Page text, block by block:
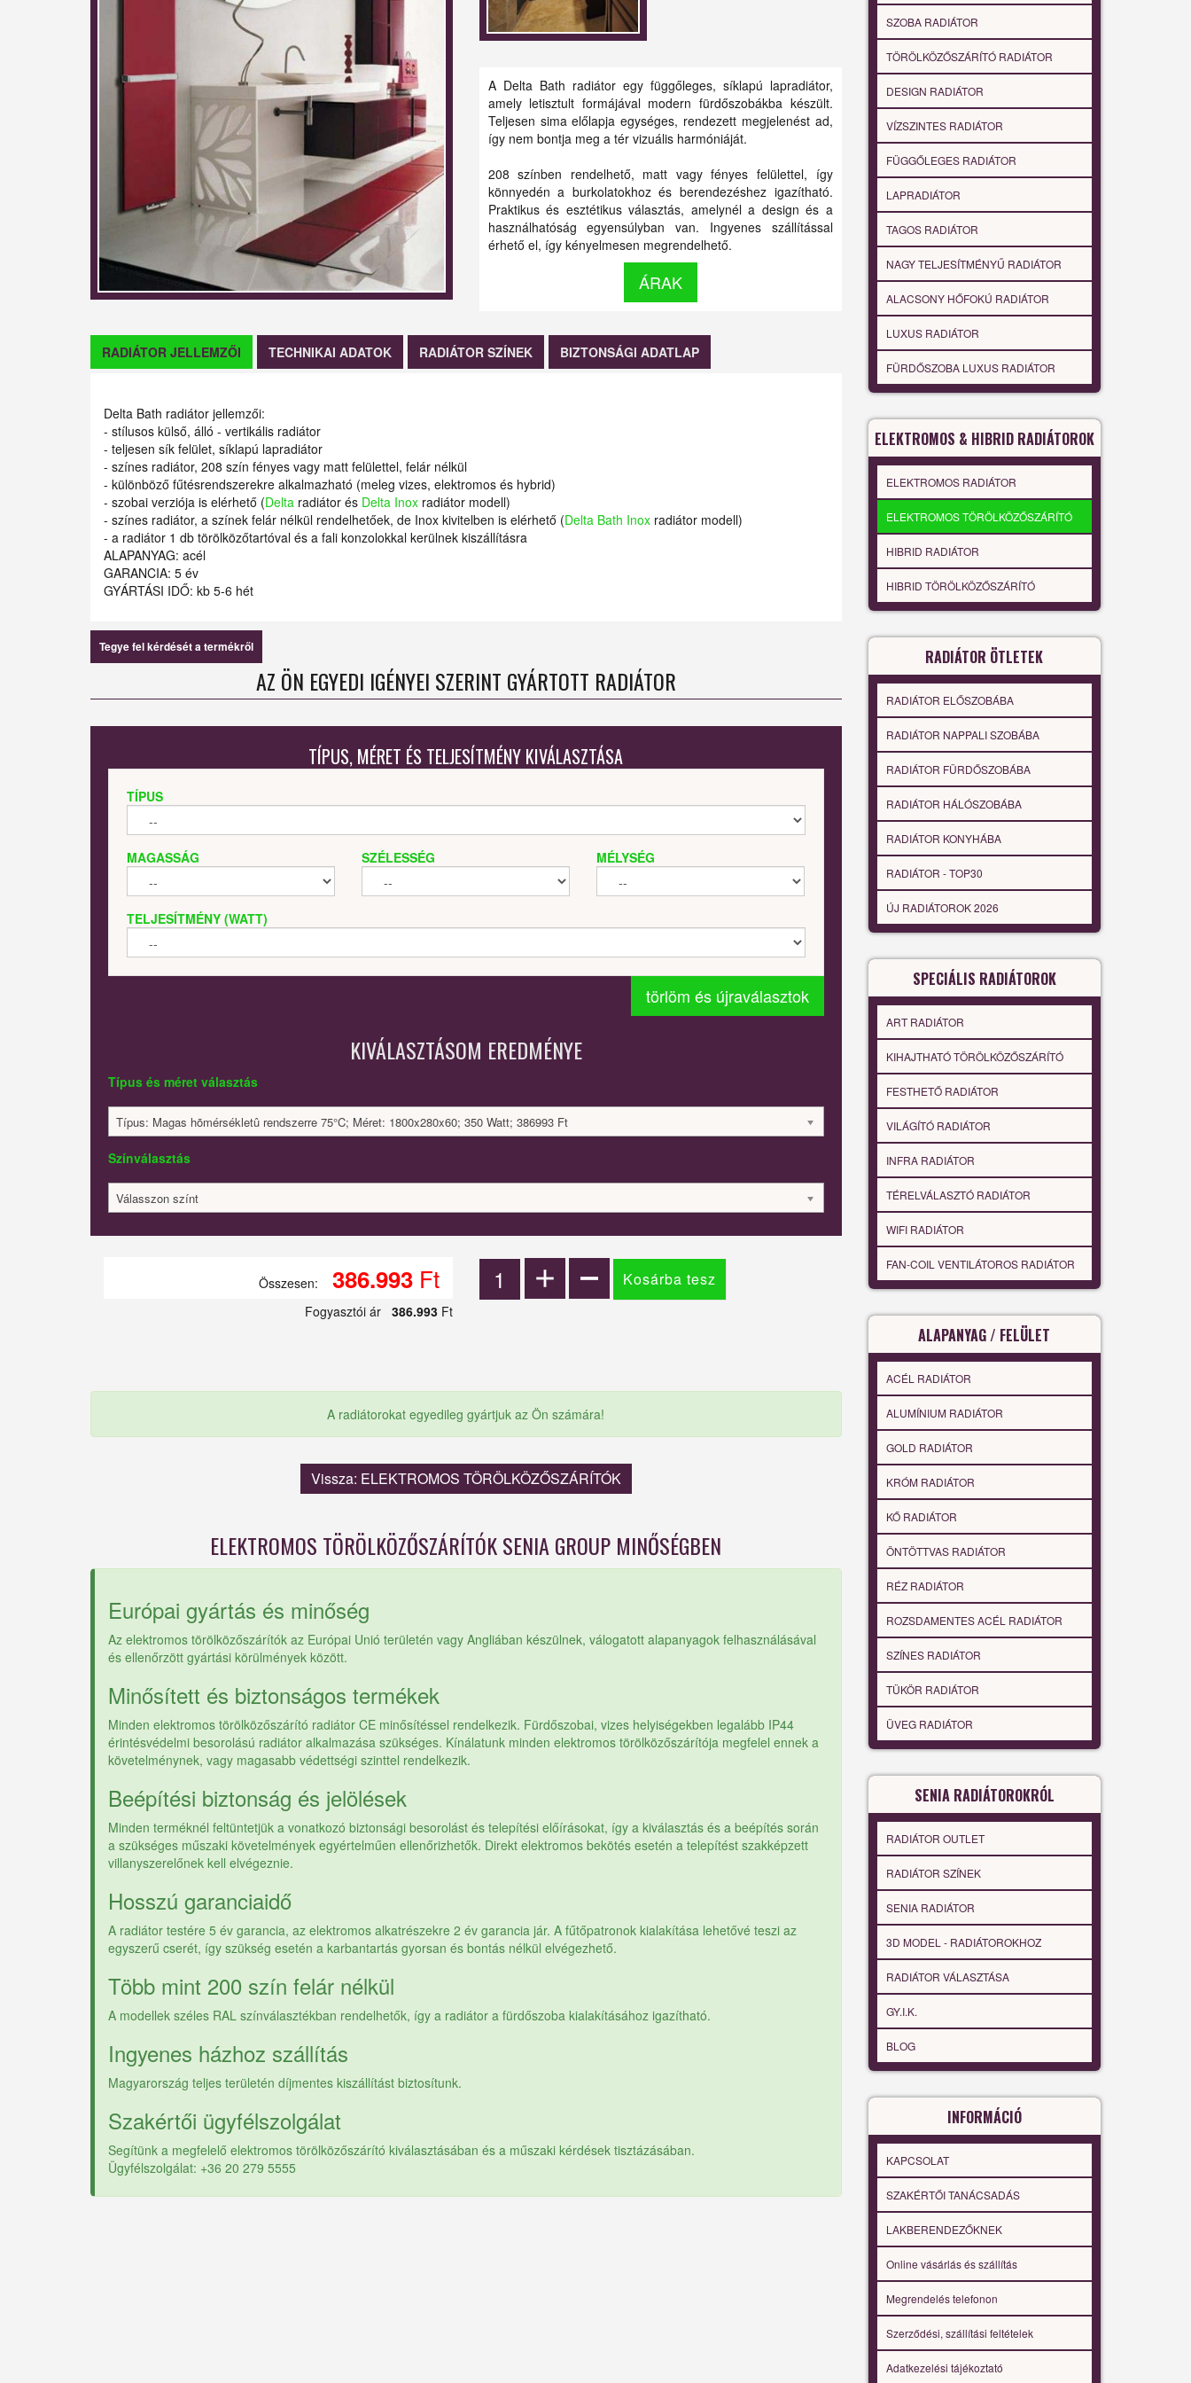
A Delta Bath radiátor egy függőleges, síklapú lapradiátor,
amely letisztult formájával modern fürdőszobákba készült.
Teljesen sima előlapja egységes, rendezett megjelenést ad,
így nem bontja meg a tér vizuális harmóniáját.
208 színben rendelhető, matt vagy fényes felülettel, így
könnyedén a burkolatokhoz és berendezéshez igazítható.
Praktikus és esztétikus választás, amelynél a design és a
használhatóság egyensúlyban van. Ingyenes szállítással
érhető el, így kényelmesen megrendelhető.
ÁRAK
RADIÁTOR JELLEMZŐI TECHNIKAI ADATOK RADIÁTOR SZÍNEK BIZTONSÁGI ADATLAP
Delta Bath radiátor jellemzői:
- stílusos külső, álló - vertikális radiátor
- teljesen sík felület, síklapú lapradiátor
- színes radiátor, 208 szín fényes vagy matt felülettel, felár nélkül
- különböző fűtésrendszerekre alkalmazható (meleg vizes, elektromos és hybrid)
- szobai verziója is elérhető (Delta radiátor és Delta Inox radiátor modell)
- színes radiátor, a színek felár nélkül rendelhetőek, de Inox kivitelben is elérhető (Delta Bath Inox radiátor modell)
- a radiátor 1 db törölközőtartóval és a fali konzolokkal kerülnek kiszállításra
ALAPANYAG: acél
GARANCIA: 5 év
GYÁRTÁSI IDŐ: kb 5-6 hét
Tegye fel kérdését a termékről
AZ ÖN EGYEDI IGÉNYEI SZERINT GYÁRTOTT RADIÁTOR
TÍPUS, MÉRET ÉS TELJESÍTMÉNY KIVÁLASZTÁSA
TÍPUS
MAGASSÁG SZÉLESSÉG MÉLYSÉG
TELJESÍTMÉNY (WATT)
törlöm és újraválasztok
KIVÁLASZTÁSOM EREDMÉNYE
Típus és méret választás
Típus: Magas hõmérsékletû rendszerre 75°C; Méret: 1800x280x60; 350 Watt; 386993 Ft
Színválasztás
Válasszon színt
Összesen: 386.993Ft
Fogyasztói ár 386.993Ft
A radiátorokat egyedileg gyártjuk az Ön számára!
Vissza: ELEKTROMOS TÖRÖLKÖZŐSZÁRÍTÓK
ELEKTROMOS TÖRÖLKÖZŐSZÁRÍTÓK SENIA GROUP MINŐSÉGBEN
Európai gyártás és minőség
Az elektromos törölközőszárítók az Európai Unió területén vagy Angliában készülnek, válogatott alapanyagok felhasználásával
és ellenőrzött gyártási körülmények között.
Minősített és biztonságos termékek
Minden elektromos törölközőszárító radiátor CE minősítéssel rendelkezik. Fürdőszobai, vizes helyiségekben legalább IP44
érintésvédelmi besorolású radiátor alkalmazása szükséges. Kínálatunk minden elektromos törölközőszárítója megfelel ennek a
követelménynek, vagy magasabb védettségi szinttel rendelkezik.
Beépítési biztonság és jelölések
Minden terméknél feltüntetjük a vonatkozó biztonsági besorolást és telepítési előírásokat, így a kiválasztás és a beépítés során
a szükséges műszaki követelmények egyértelműen ellenőrizhetők. Direkt elektromos bekötés esetén a telepítést szakképzett
villanyszerelőnek kell elvégeznie.
Hosszú garanciaidő
A radiátor testére 5 év garancia, az elektromos alkatrészekre 2 év garancia jár. A fűtőpatronok kialakítása lehetővé teszi az
egyszerű cserét, így szükség esetén a karbantartás gyorsan és bontás nélkül elvégezhető.
Több mint 200 szín felár nélkül
A modellek széles RAL színválasztékban rendelhetők, így a radiátor a fürdőszoba kialakításához igazítható.
Ingyenes házhoz szállítás
Magyarország teljes területén díjmentes kiszállítást biztosítunk.
Szakértői ügyfélszolgálat
Segítünk a megfelelő elektromos törölközőszárító kiválasztásában és a műszaki kérdések tisztázásában.
Ügyfélszolgálat: +36 20 279 5555
SZOBA RADIÁTOR
TÖRÖLKÖZŐSZÁRÍTÓ RADIÁTOR
DESIGN RADIÁTOR
VÍZSZINTES RADIÁTOR
FÜGGŐLEGES RADIÁTOR
LAPRADIÁTOR
TAGOS RADIÁTOR
NAGY TELJESÍTMÉNYŰ RADIÁTOR
ALACSONY HŐFOKÚ RADIÁTOR
LUXUS RADIÁTOR
FÜRDŐSZOBA LUXUS RADIÁTOR
ELEKTROMOS & HIBRID RADIÁTOROK
ELEKTROMOS RADIÁTOR
ELEKTROMOS TÖRÖLKÖZŐSZÁRÍTÓ
HIBRID RADIÁTOR
HIBRID TÖRÖLKÖZŐSZÁRÍTÓ
RADIÁTOR ÖTLETEK
RADIÁTOR ELŐSZOBÁBA
RADIÁTOR NAPPALI SZOBÁBA
RADIÁTOR FÜRDŐSZOBÁBA
RADIÁTOR HÁLÓSZOBÁBA
RADIÁTOR KONYHÁBA
RADIÁTOR - TOP30
ÚJ RADIÁTOROK 2026
SPECIÁLIS RADIÁTOROK
ART RADIÁTOR
KIHAJTHATÓ TÖRÖLKÖZŐSZÁRÍTÓ
FESTHETŐ RADIÁTOR
VILÁGÍTÓ RADIÁTOR
INFRA RADIÁTOR
TÉRELVÁLASZTÓ RADIÁTOR
WIFI RADIÁTOR
FAN-COIL VENTILÁTOROS RADIÁTOR
ALAPANYAG / FELÜLET
ACÉL RADIÁTOR
ALUMÍNIUM RADIÁTOR
GOLD RADIÁTOR
KRÓM RADIÁTOR
KŐ RADIÁTOR
ÖNTÖTTVAS RADIÁTOR
RÉZ RADIÁTOR
ROZSDAMENTES ACÉL RADIÁTOR
SZÍNES RADIÁTOR
TÜKÖR RADIÁTOR
ÜVEG RADIÁTOR
SENIA RADIÁTOROKRÓL
RADIÁTOR OUTLET
RADIÁTOR SZÍNEK
SENIA RADIÁTOR
3D MODEL - RADIÁTOROKHOZ
RADIÁTOR VÁLASZTÁSA
GY.I.K.
BLOG
INFORMÁCIÓ
KAPCSOLAT
SZAKÉRTŐI TANÁCSADÁS
LAKBERENDEZŐKNEK
Online vásárlás és szállítás
Megrendelés telefonon
Szerződési, szállítási feltételek
Adatkezelési tájékoztató